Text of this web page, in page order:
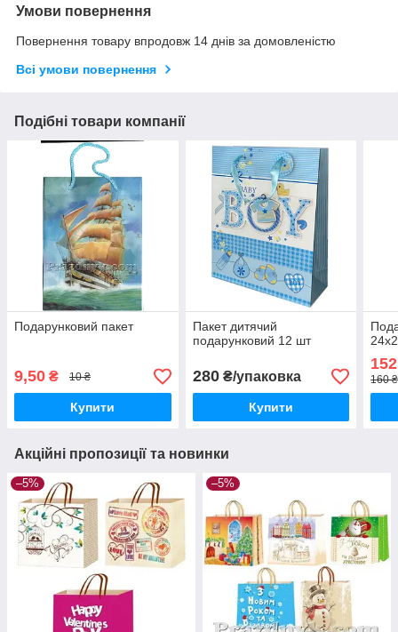
Умови повернення
Повернення товару впродовж 14 днів за домовленістю
Всі умови повернення
Подібні товари компанії
Подарунковий пакет
9,50 ₴ 10 ₴
Купити
Пакет дитячий
подарунковий 12 шт
280₴/упаковка
Купити
152
160
Акційні пропозиції та новинки
–5% –5%